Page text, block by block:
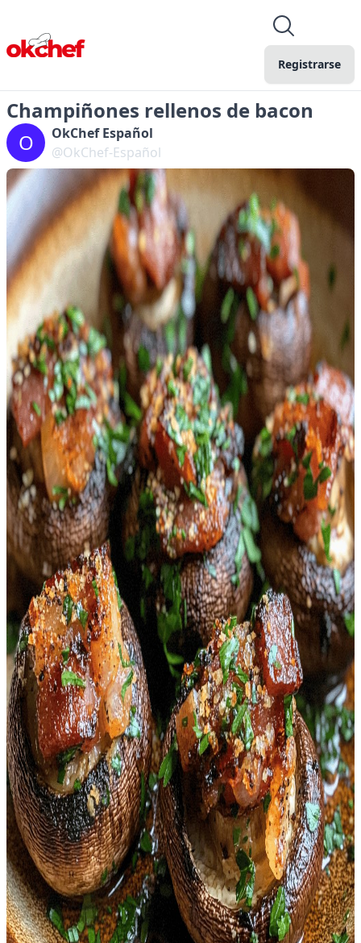
Registrarse
Champiñones rellenos de bacon
O
OkChef Español
@OkChef-Español